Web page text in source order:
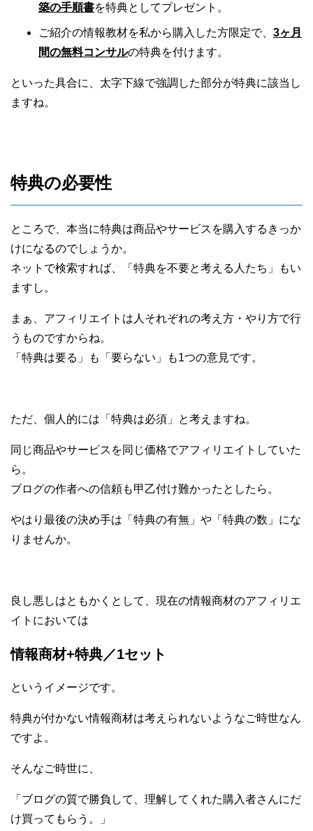
築の手順書を特典としてプレゼント。
ご紹介の情報教材を私から購入した方限定で、 3ヶ月
間の無料コンサルの特典を付けます。
といった具合に、太字下線で強調した部分が特典に該当し
ますね。
特典の必要性
ところで、本当に特典は商品やサービスを購入するきっか
けになるのでしょうか。
ネットで検索すれば、「特典を不要と考える人たち」もい
ますし。
まぁ、アフィリエイトは人それぞれの考え方・やり方で行
うものですからね。
「特典は要る」も「要らない」も1つの意見です。
ただ、個人的には「特典は必須」と考えますね。
同じ商品やサービスを同じ価格でアフィリエイトしていた
ら。
ブログの作者への信頼も甲乙付け難かったとしたら。
やはり最後の決め手は「特典の有無」や「特典の数」にな
りませんか。
良し悪しはともかくとして、現在の情報商材のアフィリエ
イトにおいては
情報商材+特典／1セット
というイメージです。
特典が付かない情報商材は考えられないようなご時世なん
ですよ。
そんなご時世に、
「ブログの質で勝負して、理解してくれた購入者さんにだ
け買ってもらう。」